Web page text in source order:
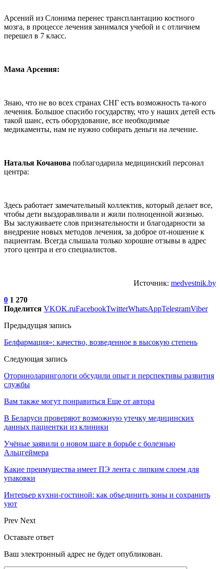
Арсений из Слонима перенес трансплантацию костного
мозга, в процессе лечения занимался учебой и с отличием
перешел в 7 класс.
Мама Арсения:
Знаю, что не во всех странах СНГ есть возможность та-кого
лечения. Большое спасибо государству, что у наших детей есть
такой шанс, есть оборудование, все необходимые
медикаменты, нам не нужно собирать деньги на лечение.
Наталья Кочанова поблагодарила медицинский персонал
центра:
Здесь работает замечательный коллектив, который делает все,
чтобы дети выздоравливали и жили полноценной жизнью.
Вы заслуживаете слов признательности и благодарности за
внедрение новых методов лечения, за доброе от-ношение к
пациентам. Всегда слышала только хорошие отзывы в адрес
этого центра и его специалистов.
Источник: medvestnik.by
0 1 270
Поделится VKOK.ruFacebookTwitterWhatsAppTelegramViber
Предыдущая запись
Белфармация»: качество, возведенное в высокую степень
Следующая запись
Оториноларингологи обсудили опыт и перспективы развития
службы
Вам также могут понравиться Еще от автора
В Беларуси проверяют возможную утечку медицинских
данных пациентки из клиники
Учёные заявили о новом шаге в борьбе с болезнью
Альцгеймера
Какие преимущества имеет ПЭ лента с липким слоем для
упаковки
Интерьер кухни-гостиной: как объединить зоны и сохранить
уют
Prev Next
Оставьте ответ
Ваш электронный адрес не будет опубликован.